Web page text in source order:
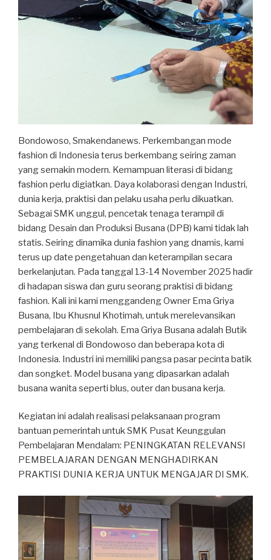
Bondowoso, Smakendanews. Perkembangan mode
fashion di Indonesia terus berkembang seiring zaman
yang semakin modern. Kemampuan literasi di bidang
fashion perlu digiatkan. Daya kolaborasi dengan Industri,
dunia kerja, praktisi dan pelaku usaha perlu dikuatkan.
Sebagai SMK unggul, pencetak tenaga terampil di
bidang Desain dan Produksi Busana (DPB) kami tidak lah
statis. Seiring dinamika dunia fashion yang dnamis, kami
terus up date pengetahuan dan keterampilan secara
berkelanjutan. Pada tanggal 13-14 November 2025 hadir
di hadapan siswa dan guru seorang praktisi di bidang
fashion. Kali ini kami menggandeng Owner Ema Griya
Busana, Ibu Khusnul Khotimah, untuk merelevansikan
pembelajaran di sekolah. Ema Griya Busana adalah Butik
yang terkenal di Bondowoso dan beberapa kota di
Indonesia. Industri ini memiliki pangsa pasar pecinta batik
dan songket. Model busana yang dipasarkan adalah
busana wanita seperti blus, outer dan busana kerja.
Kegiatan ini adalah realisasi pelaksanaan program
bantuan pemerintah untuk SMK Pusat Keunggulan
Pembelajaran Mendalam: PENINGKATAN RELEVANSI
PEMBELAJARAN DENGAN MENGHADIRKAN
PRAKTISI DUNIA KERJA UNTUK MENGAJAR DI SMK.